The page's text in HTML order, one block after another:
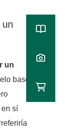
un
base
sí